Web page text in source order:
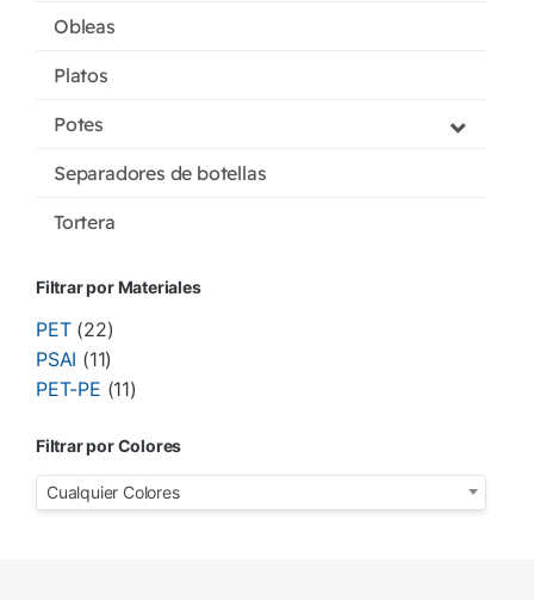
Obleas
Platos
Potes
Separadores de botellas
Tortera
Filtrar por Materiales
PET (22)
PSAI (11)
PET-PE (11)
Filtrar por Colores
Cualquier Colores